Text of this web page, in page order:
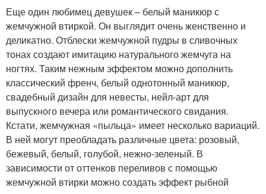
Еще один любимец девушек – белый маникюр с
жемчужной втиркой. Он выглядит очень женственно и
деликатно. Отблески жемчужной пудры в сливочных
тонах создают имитацию натурального жемчуга на
ногтях. Таким нежным эффектом можно дополнить
классический френч, белый однотонный маникюр,
свадебный дизайн для невесты, нейл-арт для
выпускного вечера или романтического свидания.
Кстати, жемчужная «пыльца» имеет несколько вариаций.
В ней могут преобладать различные цвета: розовый,
бежевый, белый, голубой, нежно-зеленый. В
зависимости от оттенков переливов с помощью
жемчужной втирки можно создать эффект рыбной